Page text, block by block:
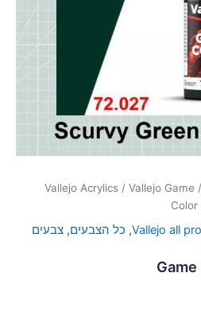
האפשרויות
/
Vallejo Acrylics / Vallejo Game
Color
Vallejo all
, כל הצבעים, צבעים